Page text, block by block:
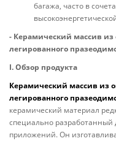
багажа, часто в
- Керамический массив
легированного
I. Обзор продукта
Керамический массив из
легированного
керамический материал
специально
приложений. Он